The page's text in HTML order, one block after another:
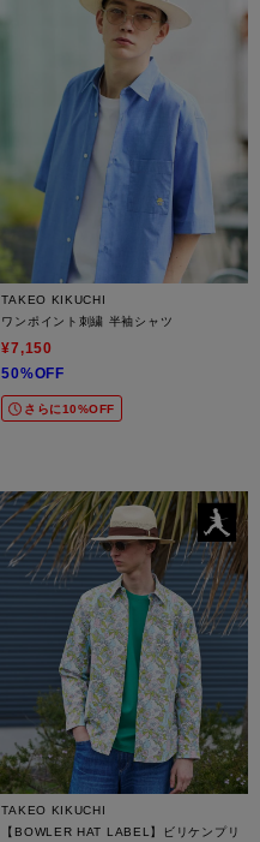
TAKEO KIKUCHI
ワンポイント刺繍 半袖シャツ
¥7,150
50%OFF
さらに10%OFF
TAKEO KIKUCHI
【BOWLER HAT LABEL】ビリケンプリ